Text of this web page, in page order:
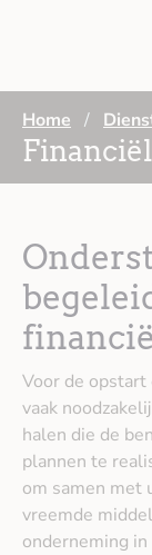
Home /
Voor de
vaak
halen die de
plannen te
om samen met
vreemde
onderneming